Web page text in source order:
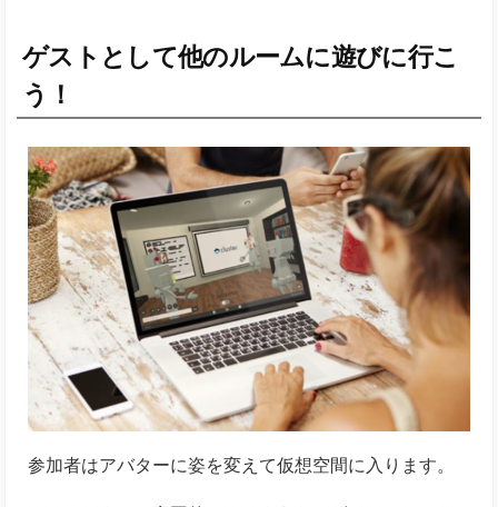
ゲストとして他のルームに遊びに行こ
う！
参加者はアバターに姿を変えて仮想空間に入ります。